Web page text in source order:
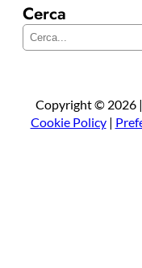
Cerca
Copyright © 2026 |
Cookie Policy|